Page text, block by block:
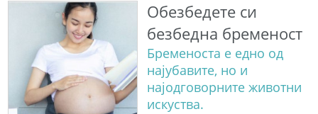
Обезбедете си
безбедна бременост
Бременоста е едно од
најубавите, но и
најодговорните животни
искуства.